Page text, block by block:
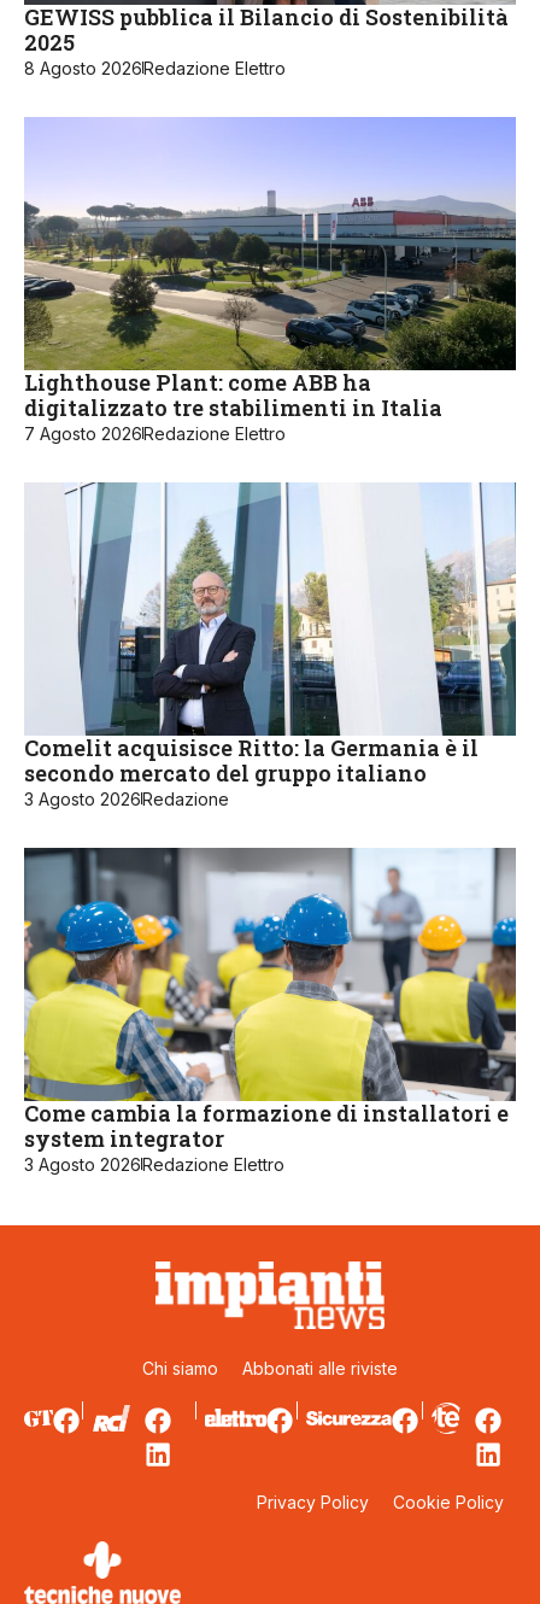
GEWISS pubblica il Bilancio di Sostenibilità
2025
8 Agosto 2026Redazione Elettro
Lighthouse Plant: come ABB ha
digitalizzato tre stabilimenti in Italia
7 Agosto 2026Redazione Elettro
Comelit acquisisce Ritto: la Germania è il
secondo mercato del gruppo italiano
3 Agosto 2026Redazione
Come cambia la formazione di installatori e
system integrator
3 Agosto 2026Redazione Elettro
Chi siamo Abbonati alle riviste
Privacy Policy Cookie Policy